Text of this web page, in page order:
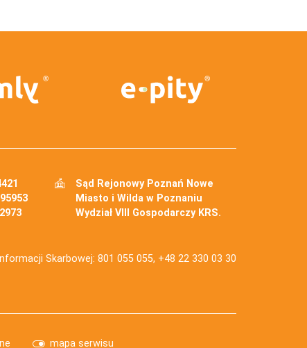
Sąd Rejonowy Poznań Nowe
Miasto i Wilda w Poznaniu
Wydział VIII Gospodarczy KRS.
Skarbowej: 801 055 055, +48 22 330 03 30
mapa serwisu